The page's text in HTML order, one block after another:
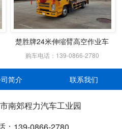
楚胜牌24米伸缩臂高空作业车
购车电话：139-0866-2780
简介 联系我们
南郊程力汽车工业园
：139-0866-2780